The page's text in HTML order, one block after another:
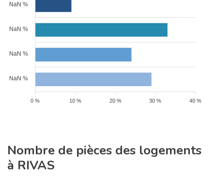
NaN %
NaN %
NaN %
NaN %
40 %
30 %
20 %
10 %
0 %
Nombre de pièces des logements
à RIVAS